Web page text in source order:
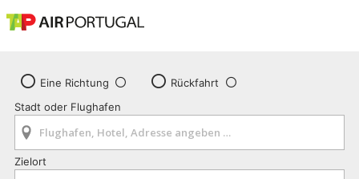
Eine Richtung
Rückfahrt
Stadt oder Flughafen
Zielort